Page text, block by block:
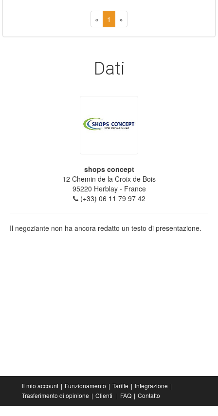
« 1 »
Dati
shops concept
12 Chemin de la Croix de Bois
95220 Herblay- France
(+33) 06 11 79 97 42
Il negoziante non ha ancora redatto un testo di presentazione.
Il mio account Funzionamento Tariffe
Integrazione
Trasferimento di opinione
Clienti FAQ Contatto